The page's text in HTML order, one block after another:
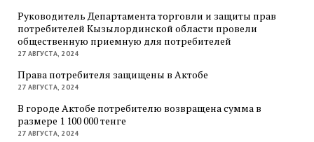
Руководитель Департамента торговли и защиты прав
потребителей Кызылординской области провели
общественную приемную для потребителей
27 АВГУСТА, 2024
Права потребителя защищены в Актобе
27 АВГУСТА, 2024
В городе Актобе потребителю возвращена сумма в
размере 1 100 000 тенге
27 АВГУСТА, 2024